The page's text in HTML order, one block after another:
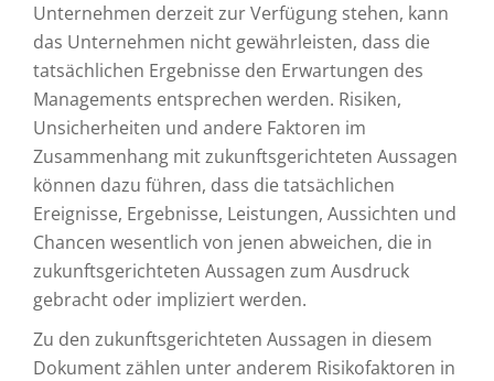
Unternehmen derzeit zur Verfügung stehen, kann
das Unternehmen nicht gewährleisten, dass die
tatsächlichen Ergebnisse den Erwartungen des
Managements entsprechen werden. Risiken,
Unsicherheiten und andere Faktoren im
Zusammenhang mit zukunftsgerichteten Aussagen
können dazu führen, dass die tatsächlichen
Ereignisse, Ergebnisse, Leistungen, Aussichten und
Chancen wesentlich von jenen abweichen, die in
zukunftsgerichteten Aussagen zum Ausdruck
gebracht oder impliziert werden.
Zu den zukunftsgerichteten Aussagen in diesem
Dokument zählen unter anderem Risikofaktoren in